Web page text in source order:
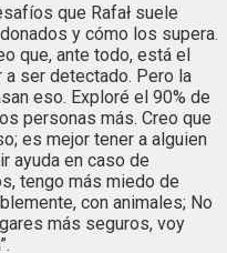
que Rafał suele
y cómo los supera.
que, ante todo, está el
ser detectado. Pero la
eso. Exploré el 90% de
personas más. Creo que
es mejor tener a alguien
ayuda en caso de
tengo más miedo de
con animales; No
más seguros, voy